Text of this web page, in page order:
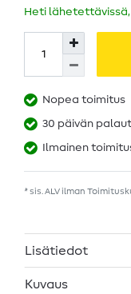
Heti
Nopea toimitus
30 päivän
Ilmainen
* sis. ALV ilman
Lisätiedot
Kuvaus